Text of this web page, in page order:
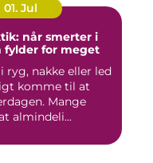
01. Jul
når smerter i
fylder for meget
ryg, nakke eller led
komme til at
Mange
almindeli...